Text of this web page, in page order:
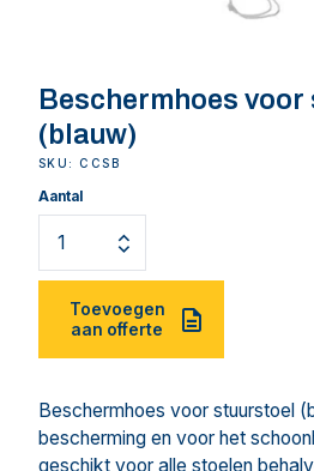
Beschermhoes voor
(blauw)
SKU: CCSB
Aantal
Toevoegen
aan offerte
Beschermhoes voor stuurstoel
bescherming en voor het
geschikt voor alle stoelen